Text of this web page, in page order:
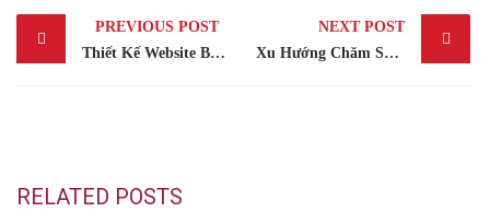
Post
navigation
PREVIOUS POST
Thiết Kế Website Bán Hàng, Webstie Thương Mại Điện Tử Chuẩn UI/UX 2026
NEXT POST
Xu Hướng Chăm Sóc Khách Hàng Thời Chuyển Đổi Số 2026
RELATED POSTS